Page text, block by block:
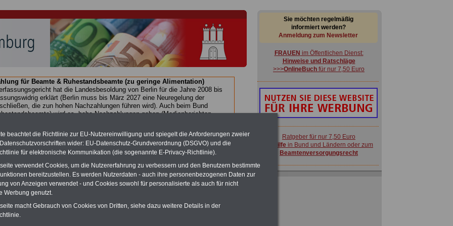
für Beamte & Ruhestandsbeamte (zu geringe Alimentation)
hat die Landesbesoldung von Berlin für die Jahre 2008 bis
erklärt (Berlin muss bis März 2027 eine Neuregelung der
die zun hohen Nachzahlungen führen wird). Auch beim Bund
wird es hohe Nachzahlungen geben (Medienberichten
Broschüre heraus, die unmittelbar nach dem Beschluss des Gesetzentwurfs
vorgelegt wird (wahrscheinlich im Quartal.2026 >>>
zur
der Broschüre.
für Beamte der Freien- und Hansestadt
01.12.2022
mit drei Ratgebern für nur
für Beamtinnen
PDF-SERVICE:
Sie möchten regelmäßig
informiert werden?
Anmeldung zum Newsletter
FRAUEN im Öffentlichen Dienst:
Hinweise und Ratschläge
>>>OnlineBuch für nur 7,50 Euro
Ratgeber für nur 7,50 Euro
Beihilfe in Bund und Ländern oder zum
Beamtenversorgungsrecht
beachtet die Richtlinie zur EU-Nutzereinwilligung und spiegelt die Anforderungen zweier
wider: EU-Datenschutz-Grundverordnung (DSGVO) und die
für elektronische Kommunikation (die sogenannte E-Privacy-Richtlinie).
verwendet Cookies, um die Nutzererfahrung zu verbessern und den Benutzern bestimmte
bereitzustellen. Es werden Nutzerdaten - auch ihre personenbezogenen Daten zur
von Anzeigen verwendet - und Cookies sowohl für personalisierte als auch für nicht
Werbung genutzt.
macht Gebrauch von Cookies von Dritten, siehe dazu weitere Details in der